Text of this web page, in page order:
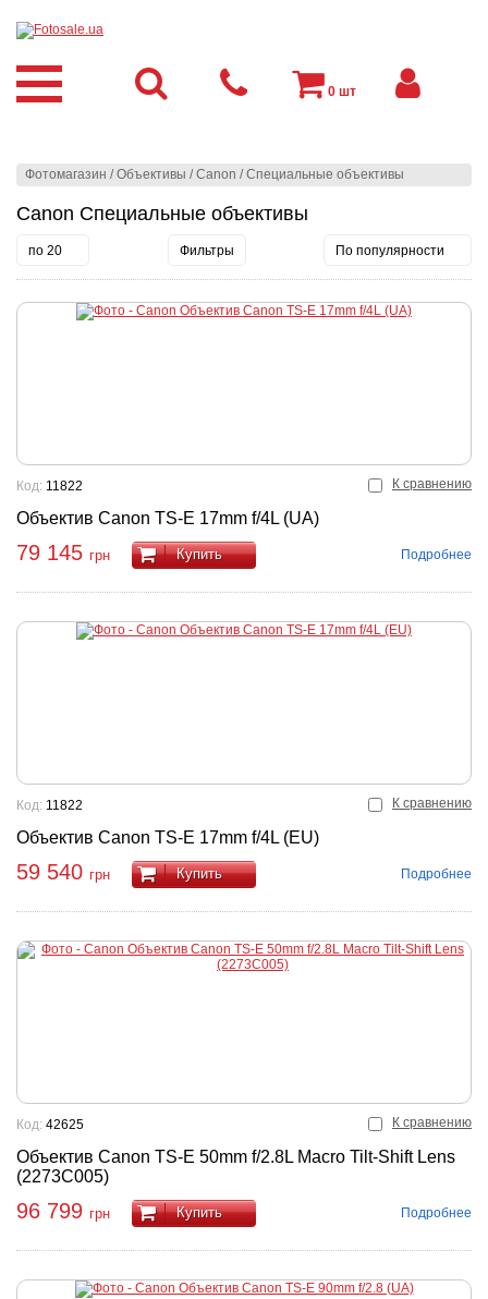
Фотомагазин /Объективы /Canon /Специальные объективы
Canon Специальные объективы
по 20 Фильтры По популярности
К сравнению
Объектив Canon TS-E 17mm f/4L (UA)
Код: 11822
79 145 грн Купить Подробнее
К сравнению
Объектив Canon TS-E 17mm f/4L (EU)
Код: 11822
59 540 грн Купить Подробнее
К сравнению
Объектив Canon TS-E 50mm f/2.8L Macro Tilt-Shift Lens
(2273C005)
Код: 42625
96 799 грн Купить Подробнее
0 шт